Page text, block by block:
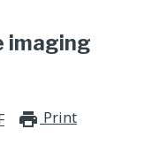
imaging
Print